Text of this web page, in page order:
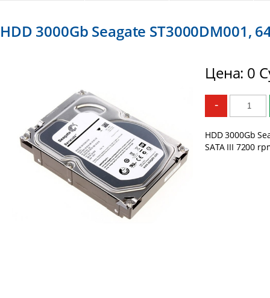
HDD 3000Gb Seagate ST3000DM001,
Цена: 0
-
HDD 3000Gb
SATA III 7200